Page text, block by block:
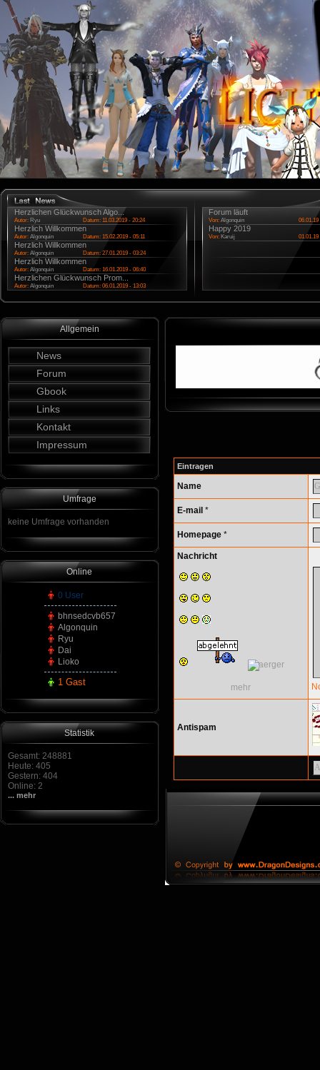
Herzlichen Glückwunsch Algo...
Autor: Ryu Datum: 11.03.2019 - 20:24
Herzlich Willkommen
Autor: Algonquin Datum: 15.02.2019 - 05:11
Herzlich Willkommen
Autor: Algonquin Datum: 27.01.2019 - 03:24
Herzlich Willkommen
Autor: Algonquin Datum: 16.01.2019 - 06:40
Herzlichen Glückwunsch Prom...
Autor: Algonquin Datum: 06.01.2019 - 13:03
Forum läuft
Von: Algonquin 06.01.19
Happy 2019
Von: Karuij 01.01.19
Allgemein
News
Forum
Gbook
Links
Kontakt
Impressum
Umfrage
keine Umfrage vorhanden
Online
0 User
bhnsedcvb657
Algonquin
Ryu
Dai
Lioko
1 Gast
Statistik
Gesamt: 248881
Heute: 405
Gestern: 404
Online: 2
... mehr
Eintragen
Name
E-mail *
Homepage *
Nachricht
mehr
Antispam